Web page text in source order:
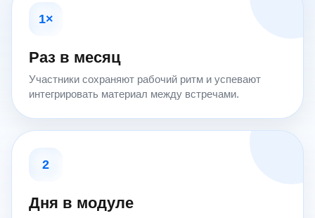
1×
Раз в месяц
Участники сохраняют рабочий ритм и успевают
интегрировать материал между встречами.
2
Дня в модуле